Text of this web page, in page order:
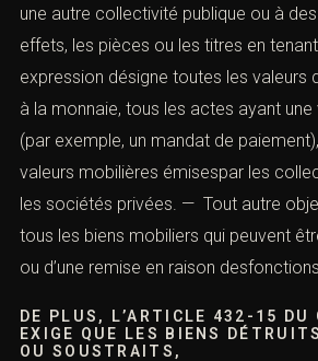
les personnes : 1). — dépositaires de
publique2). — chargées d’une
public3). — les comptables
dépositaires publics ou leurs
EN OUTRE, NE SONT
L’ARTICLE 432-15 DU CODE
CERTAIN NOMBRE DE BIENS, À
** Les actes, et titres matérialisant
d’autorité de l’Administration ou
de l’autorité publique ou chargée
service public, ou à des comptables